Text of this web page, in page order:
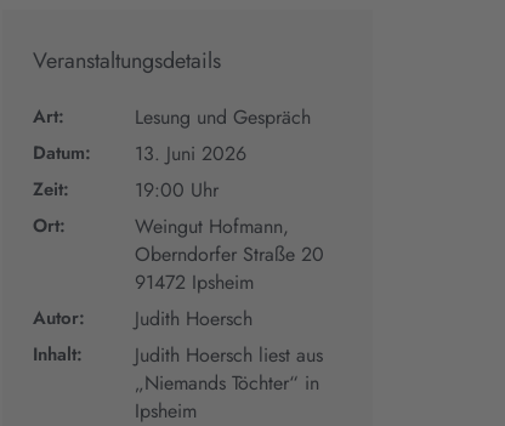
Veranstaltungsdetails
Art: Lesung und Gespräch
Datum: 13. Juni 2026
Zeit: 19:00 Uhr
Ort:
Weingut Hofmann,
Oberndorfer Straße 20
91472 Ipsheim
Autor: Judith Hoersch
Inhalt:
Judith Hoersch liest aus
„Niemands Töchter“ in
Ipsheim